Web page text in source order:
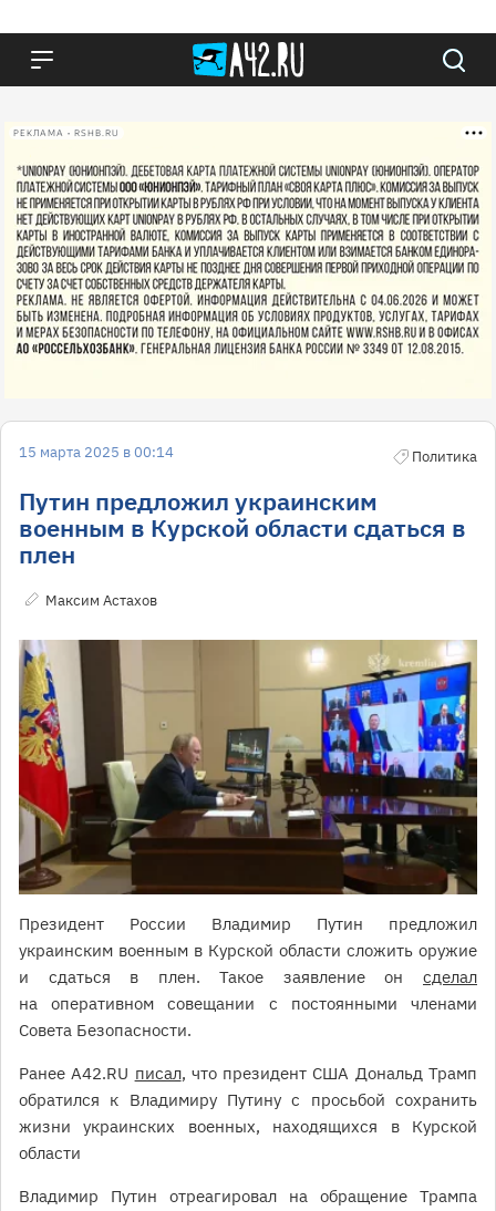
РЕКЛАМА • RSHB.RU
15 марта 2025 в 00:14 Политика
Путин предложил украинским
военным в Курской области сдаться в
плен
Максим Астахов
Президент России Владимир Путин предложил
украинским военным в Курской области сложить оружие
и сдаться в плен. Такое заявление он сделал
на оперативном совещании с постоянными членами
Совета Безопасности.
Ранее A42.RU писал, что президент США Дональд Трамп
обратился к Владимиру Путину с просьбой сохранить
жизни украинских военных, находящихся в Курской
области
Владимир Путин отреагировал на обращение Трампа